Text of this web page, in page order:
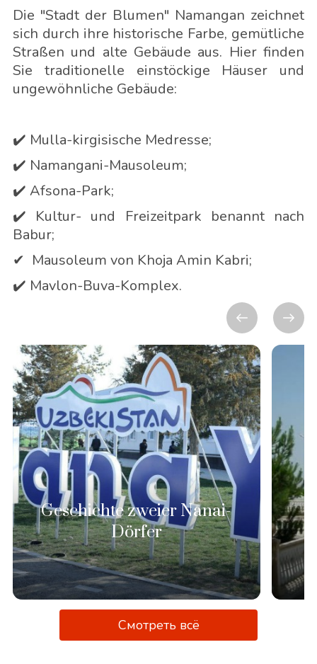
Die "Stadt der Blumen" Namangan zeichnet
sich durch ihre historische Farbe, gemütliche
Straßen und alte Gebäude aus. Hier finden
Sie traditionelle einstöckige Häuser und
ungewöhnliche Gebäude:
✔️ Mulla-kirgisische Medresse;
✔️ Namangani-Mausoleum;
✔️ Afsona-Park;
✔️ Kultur- und Freizeitpark benannt nach
Babur;
✔ ️ Mausoleum von Khoja Amin Kabri;
✔️ Mavlon-Buva-Komplex.
Geschichte zweier Nanai-
Dörfer
Смотреть всё